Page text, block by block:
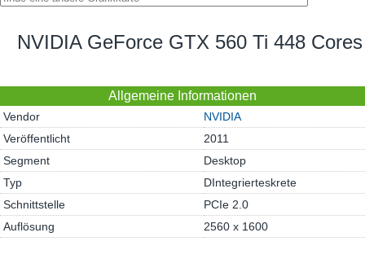
NVIDIA GeForce GTX 560 Ti 448 Cores
Allgemeine Informationen
Vendor
NVIDIA
Veröffentlicht
2011
Segment
Desktop
Typ
DIntegrierteskrete
Schnittstelle
PCIe 2.0
Auflösung
2560 x 1600